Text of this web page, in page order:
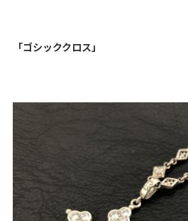
「ゴシッククロス」